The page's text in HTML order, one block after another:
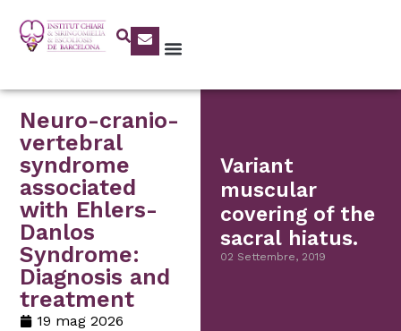
Neuro-cranio-
vertebral
syndrome
associated
with Ehlers-
Danlos
Syndrome:
Diagnosis and
treatment
19 mag 2026
Variant
muscular
covering of the
sacral hiatus.
02 Settembre, 2019